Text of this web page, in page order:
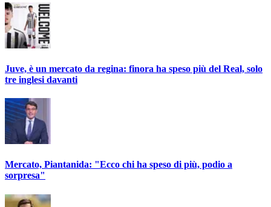
Juve, è un mercato da regina: finora ha speso più del Real, solo
tre inglesi davanti
Mercato, Piantanida: "Ecco chi ha speso di più, podio a
sorpresa"